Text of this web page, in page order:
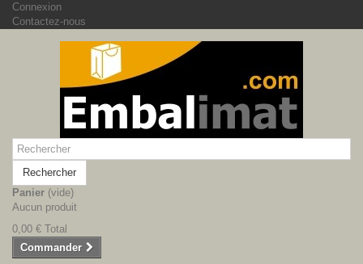
Connexion
Contactez-nous
Rechercher
Panier (vide)
Aucun produit
0,00 € Total
Commander